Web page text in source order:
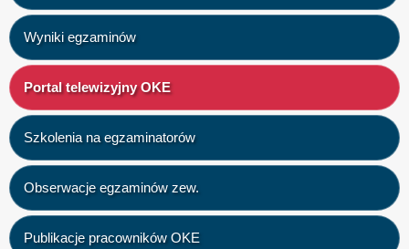
Wyniki egzaminów
Portal telewizyjny OKE
Szkolenia na egzaminatorów
Obserwacje egzaminów zew.
Publikacje pracowników OKE